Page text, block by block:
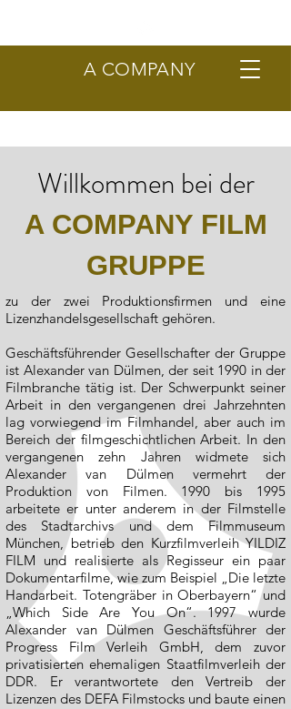
A COMPANY
Willkommen bei der
A COMPANY FILM
GRUPPE
zu der zwei Produktionsfirmen und eine
Lizenzhandelsgesellschaft gehören.​
Geschäftsführender Gesellschafter der Gruppe
ist Alexander van Dülmen, der seit 1990 in der
Filmbranche tätig ist. Der Schwerpunkt seiner
Arbeit in den vergangenen drei Jahrzehnten
lag vorwiegend im Filmhandel, aber auch im
Bereich der filmgeschichtlichen Arbeit. In den
vergangenen zehn Jahren widmete sich
Alexander van Dülmen vermehrt der
Produktion von Filmen. 1990 bis 1995
arbeitete er unter anderem in der Filmstelle
des Stadtarchivs und dem Filmmuseum
München, betrieb den Kurzfilmverleih YILDIZ
FILM und realisierte als Regisseur ein paar
Dokumentarfilme, wie zum Beispiel „Die letzte
Handarbeit. Totengräber in Oberbayern“ und
„Which Side Are You On“. 1997 wurde
Alexander van Dülmen Geschäftsführer der
Progress Film Verleih GmbH, dem zuvor
privatisierten ehemaligen Staatfilmverleih der
DDR. Er verantwortete den Vertreib der
Lizenzen des DEFA Filmstocks und baute einen